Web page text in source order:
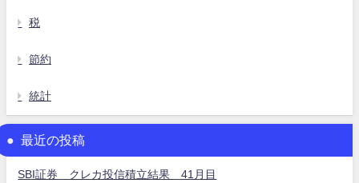
税
節約
統計
最近の投稿
SBI証券 クレカ投信積立結果 41月目